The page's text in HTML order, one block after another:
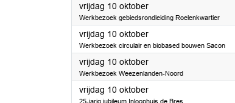
vrijdag 10 oktober2025
Werkbezoek gebiedsrondleiding Roelenkwartier
vrijdag 10 oktober2025
Werkbezoek circulair en biobased bouwen Sacon
vrijdag 10 oktober2025
Werkbezoek Weezenlanden-Noord
vrijdag 10 oktober2025
25-jarig jubileum Inloophuis de Bres